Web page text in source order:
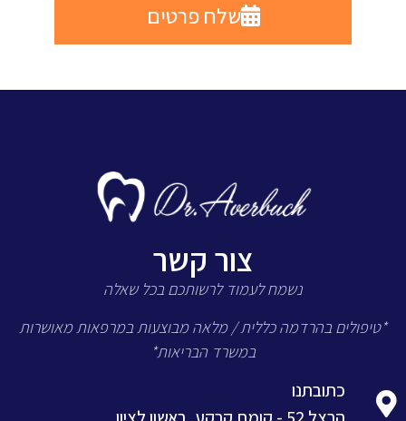
שלח פרטים
צור קשר
נשמח לעמוד לרשותכם בכל שאלה
*טיפולים בהרדמה כללית / מלאה מבוצעות במרפאות מאושרות
במשרד הבריאות*
כתובתנו